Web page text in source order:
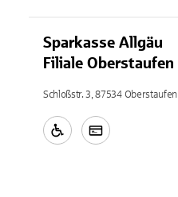
Sparkasse Allgäu
Filiale Oberstaufen
Schloßstr. 3, 87534 Oberstaufen